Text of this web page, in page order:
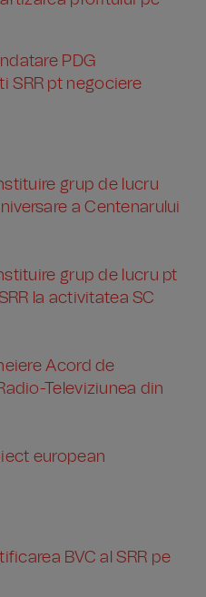
PDG
SRR pt negociere
grup de lucru
a Centenarului
grup de lucru pt
la activitatea SC
Acord de
Televiziunea din
european
BVC al SRR pe